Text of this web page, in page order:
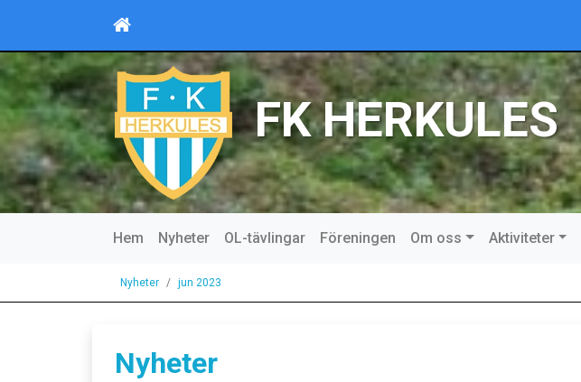
FK HERKULES
Hem Nyheter OL-tävlingar Föreningen Om oss Aktiviteter
Nyheter jun 2023
Nyheter